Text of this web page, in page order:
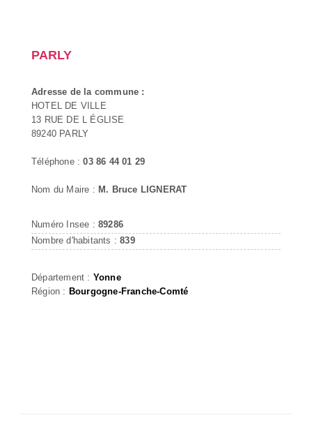
PARLY
Adresse de la commune :
HOTEL DE VILLE
13 RUE DE L ÉGLISE
89240 PARLY
Téléphone :03 86 44 01 29
Nom du Maire : M. Bruce LIGNERAT
Numéro Insee : 89286
Nombre d'habitants :839
Département : Yonne
Région : Bourgogne-Franche-Comté